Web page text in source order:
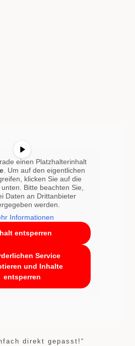
einen Platzhalterinhalt
. Um auf den eigentlichen
klicken Sie auf die
Bitte beachten Sie,
Daten an Drittanbieter
werden.
Informationen
entsperren
Service
und Inhalte
entsperren
direkt gepasst!“